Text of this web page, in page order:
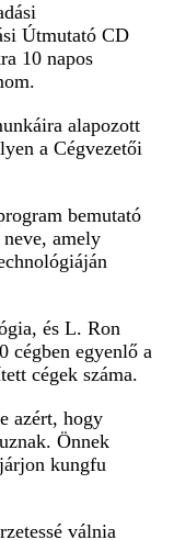
Útmutató CD
10 napos
alapozott
a Cégvezetői
bemutató
amely
és L. Ron
cégben egyenlő a
cégek száma.
azért, hogy
Önnek
kungfu
válnia